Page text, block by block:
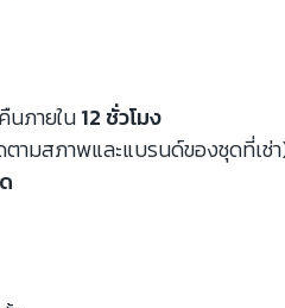
นภายใน12 ชั่วโมง
ามสภาพและแบรนด์ของชุดที่เช่